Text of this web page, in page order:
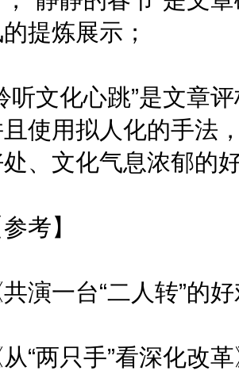
提炼展示；
文化心跳”是文章评
使用拟人化的手法
、文化气息浓郁的
】
一台“二人转”的好
两只手”看深化改革